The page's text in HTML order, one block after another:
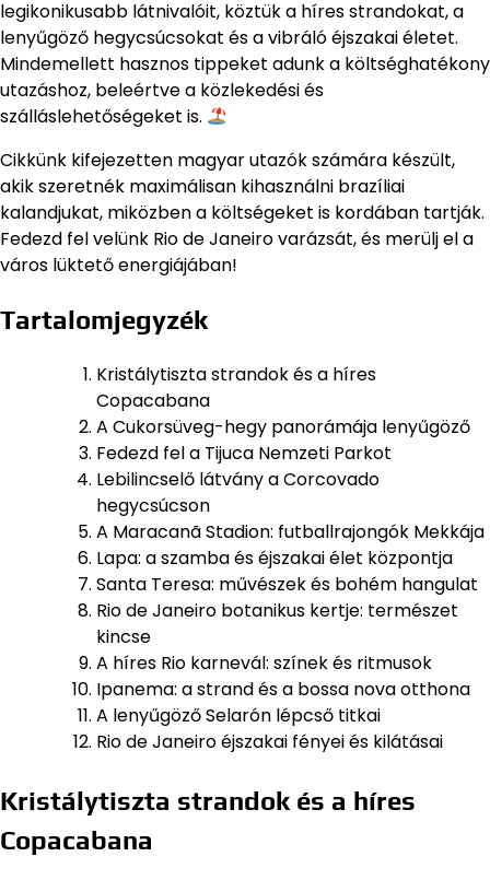
legikonikusabb látnivalóit, köztük a híres strandokat, a
lenyűgöző hegycsúcsokat és a vibráló éjszakai életet.
Mindemellett hasznos tippeket adunk a költséghatékony
utazáshoz, beleértve a közlekedési és
szálláslehetőségeket is.
Cikkünk kifejezetten magyar utazók számára készült,
akik szeretnék maximálisan kihasználni brazíliai
kalandjukat, miközben a költségeket is kordában tartják.
Fedezd fel velünk Rio de Janeiro varázsát, és merülj el a
város lüktető energiájában!
Tartalomjegyzék
Kristálytiszta strandok és a híres
Copacabana
A Cukorsüveg-hegy panorámája lenyűgöző
Fedezd fel a Tijuca Nemzeti Parkot
Lebilincselő látvány a Corcovado
hegycsúcson
A Maracanã Stadion: futballrajongók Mekkája
Lapa: a szamba és éjszakai élet központja
Santa Teresa: művészek és bohém hangulat
Rio de Janeiro botanikus kertje: természet
kincse
A híres Rio karnevál: színek és ritmusok
Ipanema: a strand és a bossa nova otthona
A lenyűgöző Selarón lépcső titkai
Rio de Janeiro éjszakai fényei és kilátásai
Kristálytiszta strandok és a híres
Copacabana